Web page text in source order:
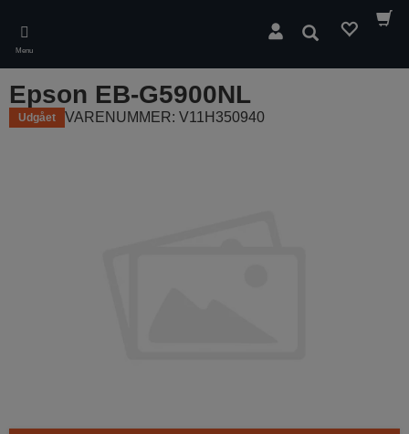
main
content
Menu
Søg
Epson EB-G5900NL
Udgået VARENUMMER: V11H350940